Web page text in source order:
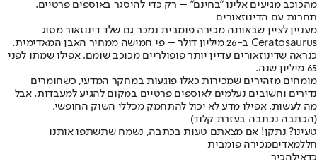
מהכוכב מגיעים אלינו "בחינם" – רק כדי להיסגר באוספים פרטיים.
תחרות עם הדינוזאורים
מעניין לציין שבאותה מכירה פומבית נמכר גם שלד דינוזאור מסוג
Ceratosaurus ב-26 מיליון דולר – פי חמישה ממחיר האבן המאדימית.
כנראה שדינוזאורים עדיין יותר פופולריים מכוכב שומם, אפילו שמתו לפני
65 מיליון שנה.
מומחים מזהירים שמכירות כאלו פוגעות במחקר המדעי, כשחומרים
נדירים וחשובים נעלמים לאוספים פרטיים במקום להגיע למעבדות. אבל
מה לעשות, אפילו מדע לא יכול להתחמק מכללי השוק החופשי.
(הכתבה נכתבה בעזרת קלוד)
טעינו? נתקן! אם מצאתם טעות בכתבה, נשמח שתשתפו אותנו
חללמאדיםמכירה פומבית
כדאילהכיר